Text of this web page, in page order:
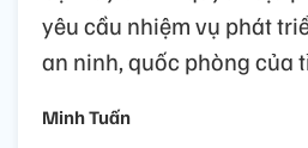
yêu cầu nhiệm vụ phát
an ninh, quốc phòng của
Minh Tuấn